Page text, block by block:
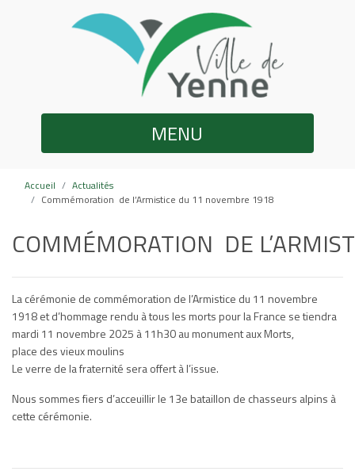
MENU
Accueil
Actualités
Commémoration de l’Armistice du 11 novembre 1918
COMMÉMORATION DE
La cérémonie de commémoration de l’Armistice du 11 novembre
1918 et d’hommage rendu à tous les morts pour la France se tiendra
mardi 11 novembre 2025 à 11h30 au monument aux Morts,
place des vieux moulins
Le verre de la fraternité sera offert à l’issue.
Nous sommes fiers d’acceuillir le 13e bataillon de chasseurs alpins à
cette cérémonie.